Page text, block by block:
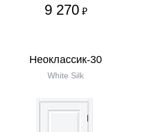
9 270 ₽
Неоклассик-30
White Silk